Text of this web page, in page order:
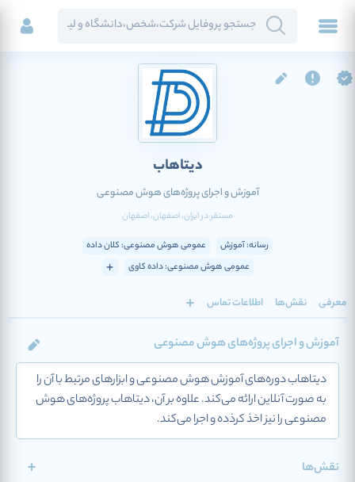
دیتاهاب
آموزش و اجرای پروژه‌های هوش مصنوعی
مستقر درایران، اصفهان، اصفهان
رسانه: آموزش
عمومی هوش مصنوعی: کلان داده
عمومی هوش مصنوعی: داده کاوی
معرفی نقش‌ها اطلاعات تماس
آموزش و اجرای پروژه‌های هوش مصنوعی
دیتاهاب دوره‌های آموزش هوش مصنوعی و ابزارهای مرتبط با آن را
به صورت آنلاین ارائه می‌کند. علاوه بر آن، دیتاهاب پروژه‌های هوش
مصنوعی را نیز اخذ کرذده و اجرا می‌کند.
نقش‌ها